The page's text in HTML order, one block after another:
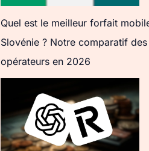
Quel est le meilleur forfait
Slovénie ? Notre comparatif des
opérateurs en 2026